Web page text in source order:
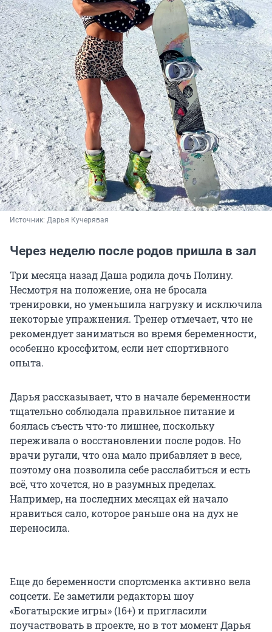
Источник: Дарья Кучерявая
Через неделю после родов пришла в зал
Три месяца назад Даша родила дочь Полину.
Несмотря на положение, она не бросала
тренировки, но уменьшила нагрузку и исключила
некоторые упражнения. Тренер отмечает, что не
рекомендует заниматься во время беременности,
особенно кроссфитом, если нет спортивного
опыта.
Дарья рассказывает, что в начале беременности
тщательно соблюдала правильное питание и
боялась съесть что-то лишнее, поскольку
переживала о восстановлении после родов. Но
врачи ругали, что она мало прибавляет в весе,
поэтому она позволила себе расслабиться и есть
всё, что хочется, но в разумных пределах.
Например, на последних месяцах ей начало
нравиться сало, которое раньше она на дух не
переносила.
Еще до беременности спортсменка активно вела
соцсети. Ее заметили редакторы шоу
«Богатырские игры» (16+) и пригласили
поучаствовать в проекте, но в тот момент Дарья